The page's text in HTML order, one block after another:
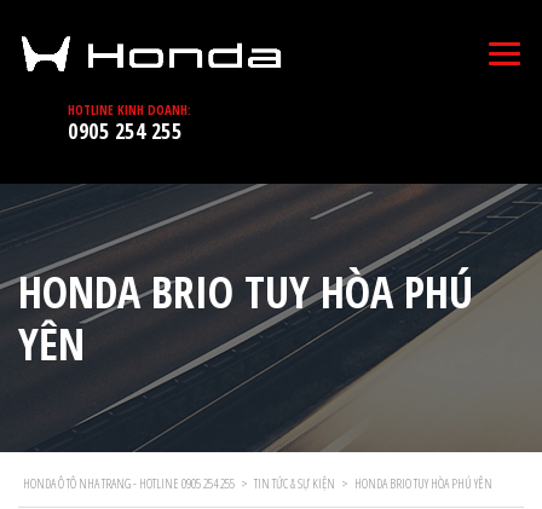
HOTLINE KINH DOANH:
0905 254 255
HONDA BRIO TUY HÒA PHÚ
YÊN
HONDA Ô TÔ NHA TRANG - HOTLINE 0905 254 255 > TIN TỨC & SỰ KIỆN > HONDA BRIO TUY HÒA PHÚ YÊN